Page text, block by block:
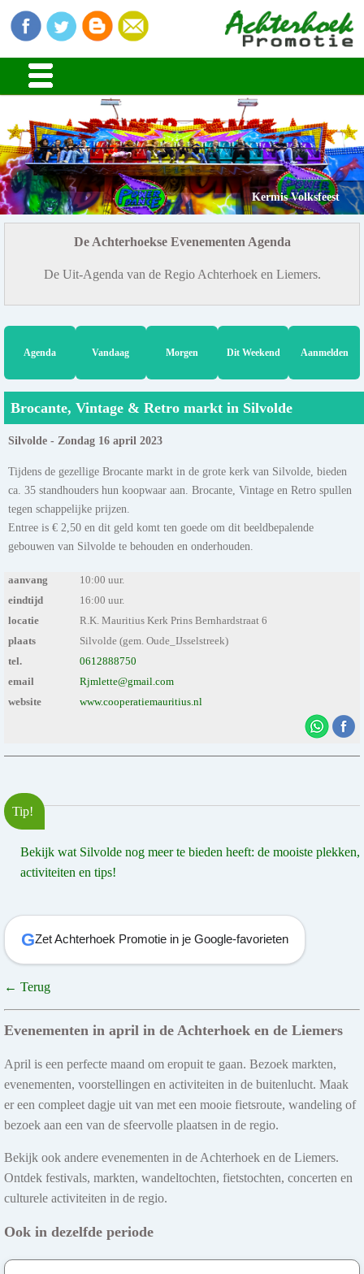
Kermis Volksfeest
De Achterhoekse Evenementen Agenda
De Uit-Agenda van de Regio Achterhoek en Liemers.
Agenda Vandaag Morgen Dit Weekend Aanmelden
Brocante, Vintage & Retro markt in Silvolde
Silvolde - Zondag 16 april 2023
Tijdens de gezellige Brocante markt in de grote kerk van Silvolde, bieden
ca. 35 standhouders hun koopwaar aan. Brocante, Vintage en Retro spullen
tegen schappelijke prijzen.
Entree is € 2,50 en dit geld komt ten goede om dit beeldbepalende
gebouwen van Silvolde te behouden en onderhouden.
aanvang
10:00 uur.
eindtijd
16:00 uur.
locatie
R.K. Mauritius Kerk Prins Bernhardstraat 6
plaats
Silvolde (gem. Oude_IJsselstreek)
tel.
0612888750
email
Rjmlette@gmail.com
website
www.cooperatiemauritius.nl
Tip!
Bekijk wat Silvolde nog meer te bieden heeft: de mooiste plekken,
activiteiten en tips!
GZet Achterhoek Promotie in je Google-favorieten
← Terug
Evenementen in april in de Achterhoek en de Liemers
April is een perfecte maand om eropuit te gaan. Bezoek markten,
evenementen, voorstellingen en activiteiten in de buitenlucht. Maak
er een compleet dagje uit van met een mooie fietsroute, wandeling of
bezoek aan een van de sfeervolle plaatsen in de regio.
Bekijk ook andere evenementen in de Achterhoek en de Liemers.
Ontdek festivals, markten, wandeltochten, fietstochten, concerten en
culturele activiteiten in de regio.
Ook in dezelfde periode